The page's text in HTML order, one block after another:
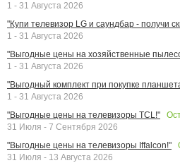
1 - 31 Августа 2026
"Купи телевизор LG и саундбар - получи
1 - 31 Августа 2026
"Выгодные цены на хозяйственные
1 - 31 Августа 2026
"Выгодный комплект при покупке
1 - 31 Августа 2026
"Выгодные цены на телевизоры TCL!"
31 Июля - 7 Сентября 2026
"Выгодные цены на телевизоры Iffalcon!"
31 Июля - 13 Августа 2026